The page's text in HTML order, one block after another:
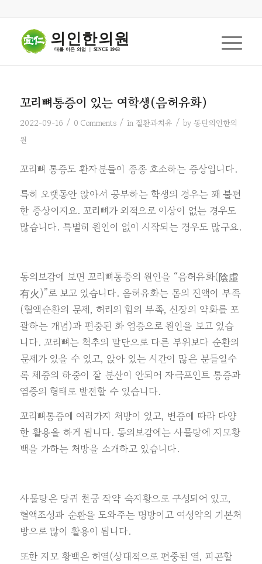
의인한의원
대를 이은 의업  |  SINCE 1963
꼬리뼈통증이 있는 여학생(음허유화)
2022-09-16 / 0 Comments / in 질환과치유 / by 동탄의인한의
원
꼬리뼈 통증도 환자분들이 종종 호소하는 증상입니다.
특히 오랫동안 앉아서 공부하는 학생의 경우는 꽤 불편
한 증상이지요. 꼬리뼈가 외적으로 이상이 없는 경우도
많습니다. 특별히 원인이 없이 시작되는 경우도 많구요.
동의보감에 보면 꼬리뼈통증의 원인을 “음허유화(陰虛
有火)”로 보고 있습니다. 음허유화는 몸의 진액이 부족
(혈액순환의 문제, 허리의 힘의 부족, 신장의 약화를 포
괄하는 개념)과 편중된 화 염증으로 원인을 보고 있습
니다. 꼬리뼈는 척추의 말단으로 다른 부위보다 순환의
문제가 있을 수 있고, 앉아 있는 시간이 많은 분들일수
록 체중의 하중이 잘 분산이 안되어 자극포인트 통증과
염증의 형태로 발전할 수 있습니다.
꼬리뼈통증에 여러가지 처방이 있고, 변증에 따라 다양
한 활용을 하게 됩니다. 동의보감에는 사물탕에 지모황
백을 가하는 처방을 소개하고 있습니다.
사물탕은 당귀 천궁 작약 숙지황으로 구성되어 있고,
혈액조성과 순환을 도와주는 명방이고 여성약의 기본처
방으로 많이 활용이 됩니다.
또한 지모 황백은 허열(상대적으로 편중된 열, 피곤할